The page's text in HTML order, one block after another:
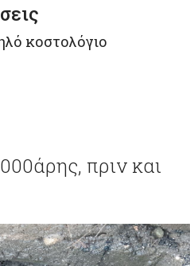
κοστολόγιο
πριν και